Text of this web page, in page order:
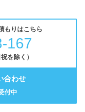
もりはこちら
167
を除く）
合わせ
付中